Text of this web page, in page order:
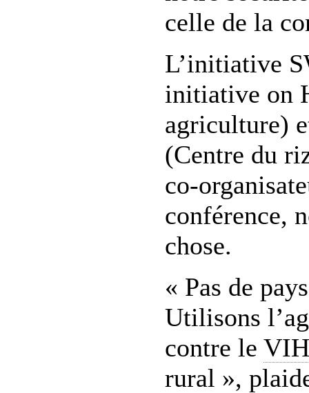
celle de la
L’initiative
initiative on
agriculture)
(Centre du
co-
conférence,
chose.
« Pas de
Utilisons
contre le VIH
rural »,